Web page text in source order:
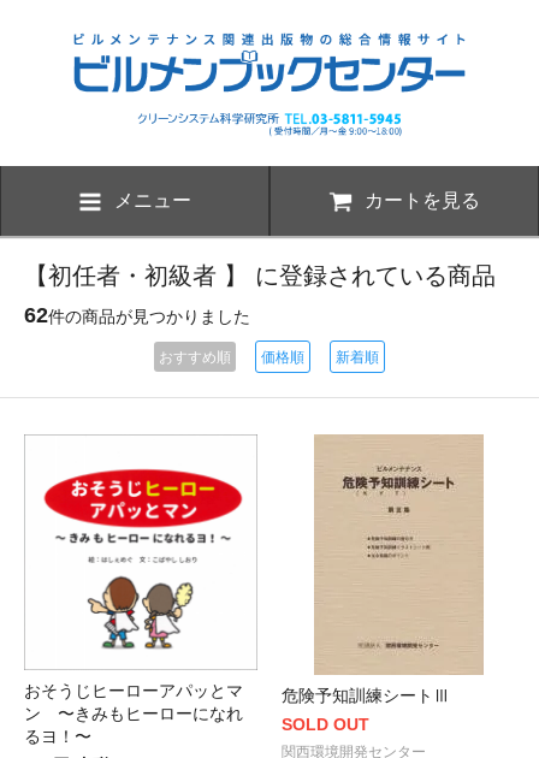
メニュー カートを見る
【初任者・初級者 】 に登録されている商品
62件の商品が見つかりました
おすすめ順 価格順 新着順
おそうじヒーローアパッとマ
ン 〜きみもヒーローになれ
るヨ！〜
危険予知訓練シートⅢ
SOLD OUT
関西環境開発センター